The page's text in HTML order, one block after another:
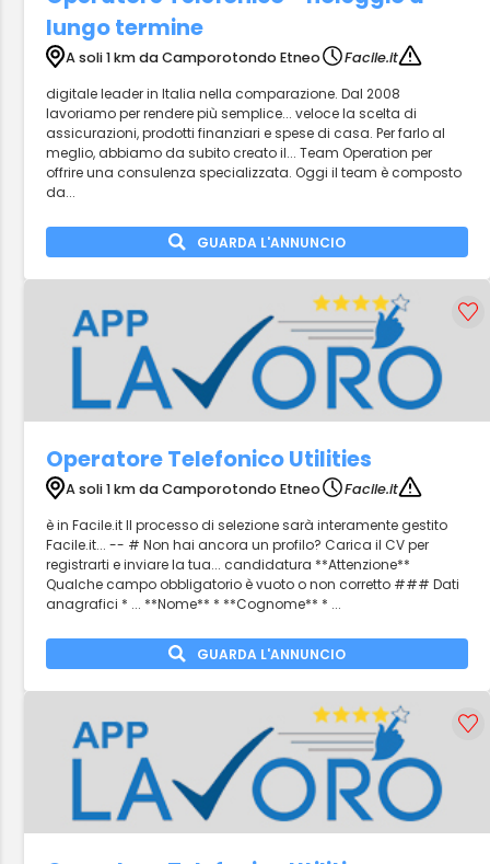
lungo termine
A soli 1 km da Camporotondo Etneo
Facile.it
digitale leader in Italia nella comparazione. Dal 2008
lavoriamo per rendere più semplice... veloce la scelta di
assicurazioni, prodotti finanziari e spese di casa. Per farlo al
meglio, abbiamo da subito creato il... Team Operation per
offrire una consulenza specializzata. Oggi il team è composto
da...
GUARDA L'ANNUNCIO
Operatore Telefonico Utilities
A soli 1 km da Camporotondo Etneo
Facile.it
è in Facile.it Il processo di selezione sarà interamente gestito
Facile.it... -- # Non hai ancora un profilo? Carica il CV per
registrarti e inviare la tua... candidatura **Attenzione**
Qualche campo obbligatorio è vuoto o non corretto ### Dati
anagrafici * ... **Nome** * **Cognome** * ...
GUARDA L'ANNUNCIO